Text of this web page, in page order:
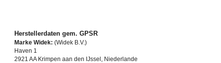
Herstellerdaten gem. GPSR
Marke Widek: (Widek B.V.)
Haven 1
2921 AA Krimpen aan den IJssel, Niederlande